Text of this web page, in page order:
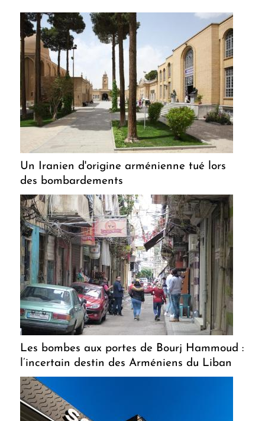
Un Iranien d'origine arménienne tué lors
des bombardements
Les bombes aux portes de Bourj Hammoud :
l’incertain destin des Arméniens du Liban